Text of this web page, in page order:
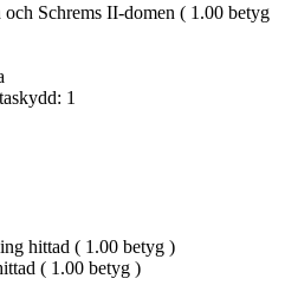
Schrems II-domen ( 1.00 betyg
1
hittad ( 1.00 betyg )
( 1.00 betyg )